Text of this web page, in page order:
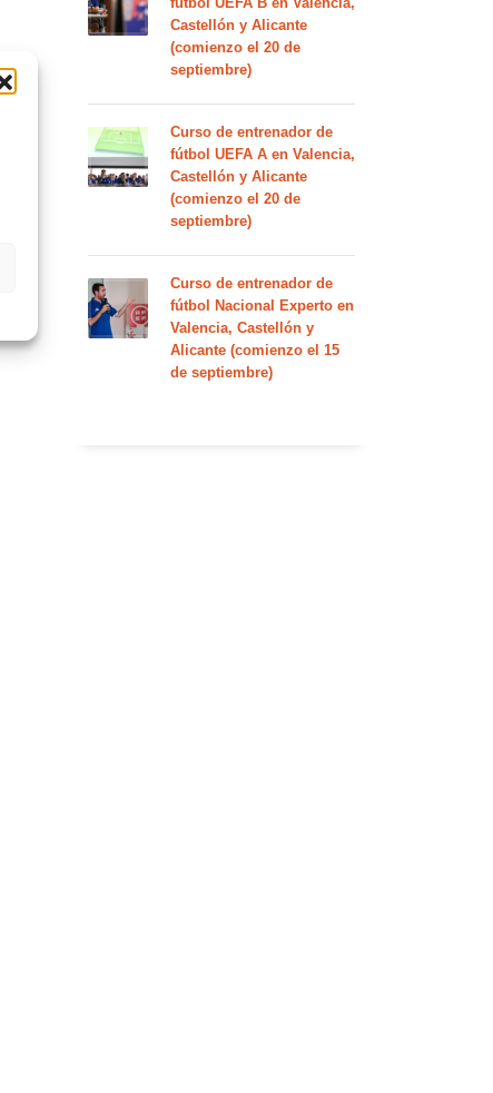
Castellón y Alicante
(comienzo el 20 de
septiembre)
Curso de entrenador de
fútbol UEFA A en Valencia,
Castellón y Alicante
(comienzo el 20 de
septiembre)
Curso de entrenador de
fútbol Nacional Experto en
Valencia, Castellón y
Alicante (comienzo el 15
de septiembre)